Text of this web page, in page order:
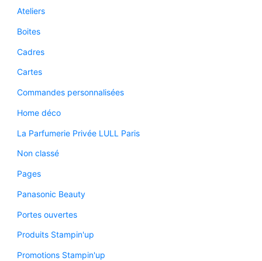
Ateliers
Boites
Cadres
Cartes
Commandes personnalisées
Home déco
La Parfumerie Privée LULL Paris
Non classé
Pages
Panasonic Beauty
Portes ouvertes
Produits Stampin'up
Promotions Stampin'up